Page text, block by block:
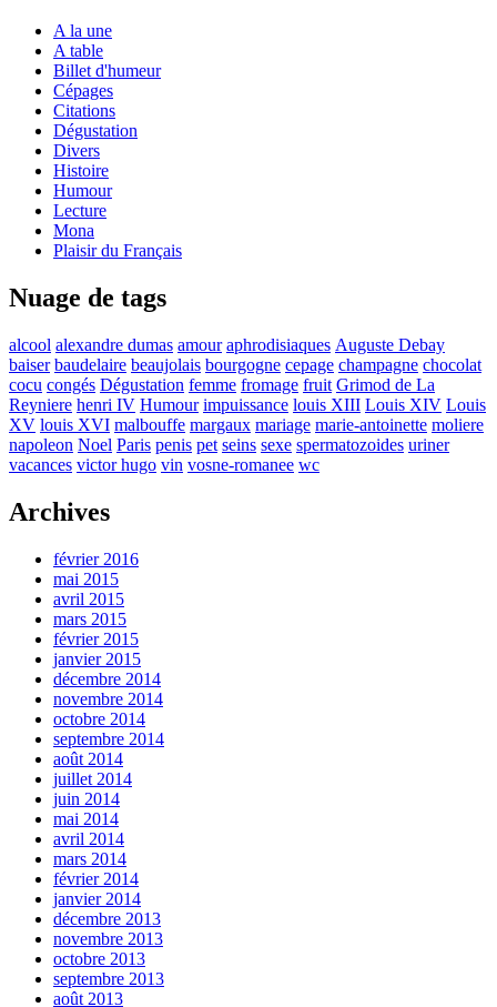
A la une
A table
Billet d'humeur
Cépages
Citations
Dégustation
Divers
Histoire
Humour
Lecture
Mona
Plaisir du Français
Nuage de tags
alcool alexandre dumas amour aphrodisiaques Auguste Debay
baiser baudelaire beaujolais bourgogne cepage champagne chocolat
cocu congés Dégustation femme fromage fruit Grimod de La
Reyniere henri IV Humour impuissance louis XIII Louis XIV Louis
XV louis XVI malbouffe margaux mariage marie-antoinette moliere
napoleon Noel Paris penis pet seins sexe spermatozoides uriner
vacances victor hugo vin vosne-romanee wc
Archives
février 2016
mai 2015
avril 2015
mars 2015
février 2015
janvier 2015
décembre 2014
novembre 2014
octobre 2014
septembre 2014
août 2014
juillet 2014
juin 2014
mai 2014
avril 2014
mars 2014
février 2014
janvier 2014
décembre 2013
novembre 2013
octobre 2013
septembre 2013
août 2013